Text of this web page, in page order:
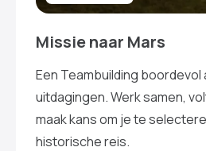
Missie naar Mars
Een Teambuilding
uitdagingen. Werk samen,
maak kans om je te
historische reis.